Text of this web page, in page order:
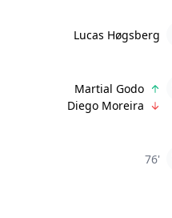
Lucas Høgsberg
Martial Godo
Diego Moreira
76'